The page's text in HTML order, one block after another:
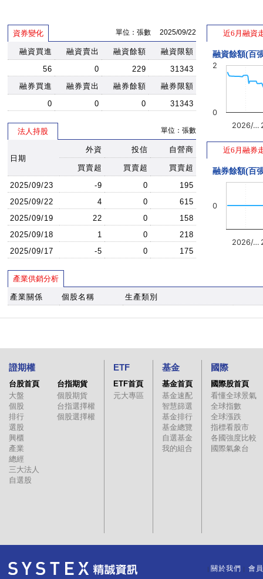
資券變化 單位：張數 2025/09/22
融資買進 融資賣出 融資餘額
融資限額
56
0 229
31343
融券買進
融券賣出 融券餘額
融券限額
0
0 0 31343
法人持股 單位：張數
日期
外資 投信 自營商
買賣超 買賣超
買賣超
2025/09/23
-9 0
195
2025/09/22
4 0
615
2025/09/19
22 0
158
2025/09/18
1 0
218
2025/09/17
-5 0 175
近6月融資
融資餘額(百
2026/…
0
2
近6月融券
融券餘額(百
2026/…
0
產業供銷分析
產業關係 個股名稱 生產類別
證期權
台股首頁
大盤
個股
排行
選股
興櫃
產業
總經
三大法人
自選股
台指期貨
個股期貨
台指選擇權
個股選擇權
ETF
ETF首頁
元大專區
基金
基金首頁
基金速配
智慧篩選
基金排行
基金總覽
自選基金
我的組合
國際
國際股首頁
看懂全球景氣
全球指數
全球漲跌
指標看股市
各國強度比較
國際氣象台
關於我們 會